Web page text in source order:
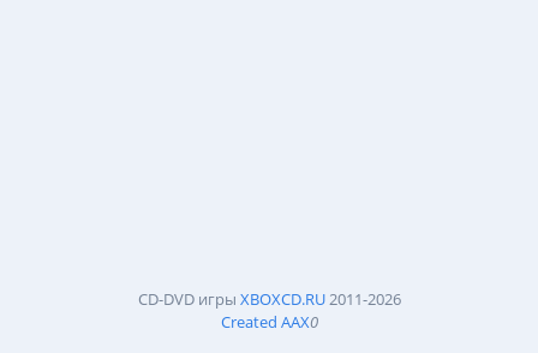
CD-DVD игры XBOXCD.RU2011-2026
Created AAX0